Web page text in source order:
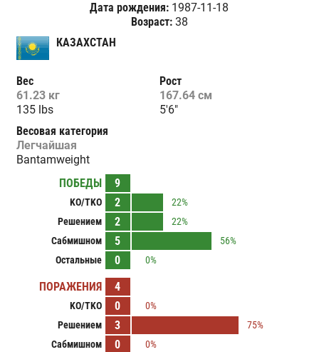
Дата рождения: 1987-11-18
Возраст:38
КАЗАХСТАН
Вес
61.23 кг
135 lbs
Рост
167.64 см
5'6"
Весовая категория
Легчайшая
Bantamweight
ПОБЕДЫ
9
KO/TKO 2
22%
Решением
2
22%
Сабмишном
5
56%
Остальные
0 0%
ПОРАЖЕНИЯ 4
KO/TKO 0
0%
Решением
3
75%
Сабмишном
0
0%